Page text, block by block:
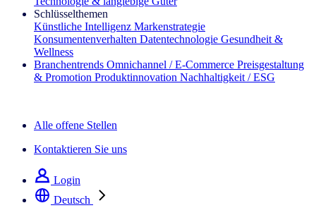
Schlüsselthemen
Künstliche Intelligenz Markenstrategie
Konsumentenverhalten Datentechnologie Gesundheit &
Wellness
Branchentrends Omnichannel / E‑Commerce Preisgestaltung
& Promotion Produktinnovation Nachhaltigkeit / ESG
Alle offene Stellen
Kontaktieren Sie uns
Login
Deutsch